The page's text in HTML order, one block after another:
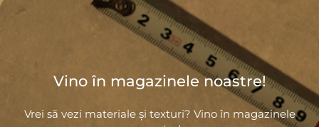
Vino în magazinele noastre!
Vrei să vezi materiale și texturi? Vino în magazinele